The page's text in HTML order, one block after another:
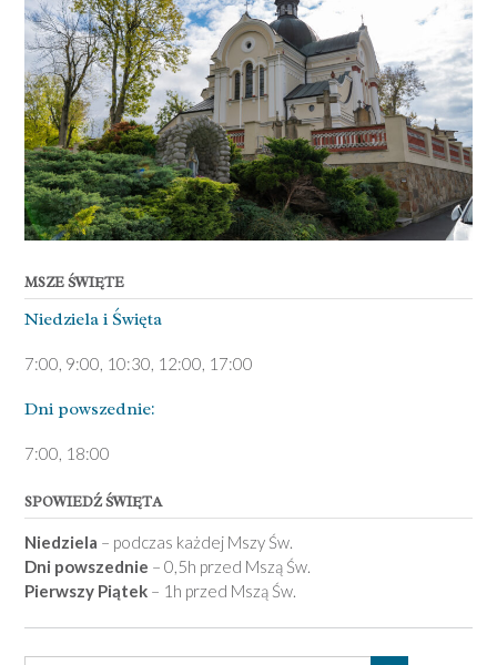
MSZE ŚWIĘTE
Niedziela ­i Święta
7:00, 9:00, 10:30, 12:00, 17:00
Dni pows­zednie:
7­:00, 18:00­
SPOWIEDŹ ŚWIĘTA
Niedziela – podczas każdej Mszy Św.
Dni powszednie – 0,5h przed Mszą Św.
Pierwszy Piątek – 1h przed Mszą Św.